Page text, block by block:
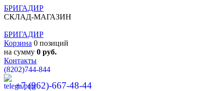
БРИГАДИР
СКЛАД-МАГАЗИН
БРИГАДИР
Корзина 0 позиций
на сумму 0 руб.
Контакты
(8202)744-844
+7 (962)-667-48-44